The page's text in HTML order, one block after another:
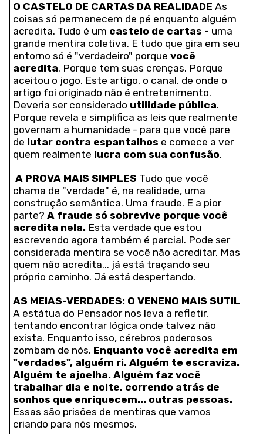
O CASTELO DE CARTAS DA REALIDADE As
coisas só permanecem de pé enquanto alguém
acredita. Tudo é um castelo de cartas - uma
grande mentira coletiva. E tudo que gira em seu
entorno só é "verdadeiro" porque você
acredita. Porque tem suas crenças. Porque
aceitou o jogo. Este artigo, o canal, de onde o
artigo foi originado não é entretenimento.
Deveria ser considerado utilidade pública.
Porque revela e simplifica as leis que realmente
governam a humanidade - para que você pare
de lutar contra espantalhos e comece a ver
quem realmente lucra com sua confusão.
A PROVA MAIS SIMPLES Tudo que você
chama de "verdade" é, na realidade, uma
construção semântica. Uma fraude. E a pior
parte? A fraude só sobrevive porque você
acredita nela. Esta verdade que estou
escrevendo agora também é parcial. Pode ser
considerada mentira se você não acreditar. Mas
quem não acredita... já está traçando seu
próprio caminho. Já está despertando.
AS MEIAS-VERDADES: O VENENO MAIS SUTIL
A estátua do Pensador nos leva a refletir,
tentando encontrar lógica onde talvez não
exista. Enquanto isso, cérebros poderosos
zombam de nós. Enquanto você acredita em
"verdades", alguém ri. Alguém te escraviza.
Alguém te ajoelha. Alguém faz você
trabalhar dia e noite, correndo atrás de
sonhos que enriquecem... outras pessoas.
Essas são prisões de mentiras que vamos
criando para nós mesmos.